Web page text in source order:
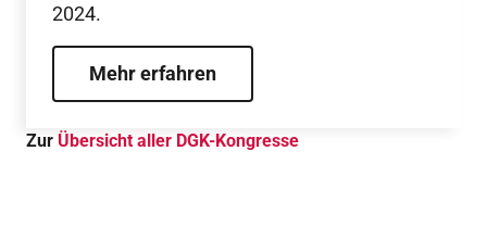
2024.
Mehr erfahren
Zur Übersicht aller DGK-Kongresse